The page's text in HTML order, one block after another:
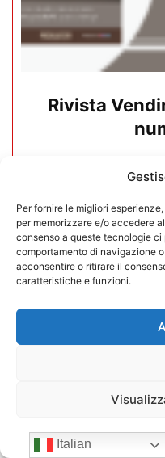
Per fornire le migliori
per memorizzare e/o accedere
consenso a queste tecnologie
comportamento di navigazione
acconsentire o ritirare il
caratteristiche e funzioni.
Rivista
Rivista
numero 81 –
Italian